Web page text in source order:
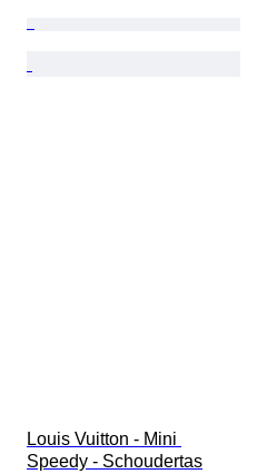
Louis Vuitton - Mini
Speedy - Schoudertas